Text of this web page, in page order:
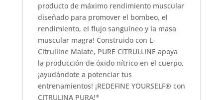
producto de máximo rendimiento muscular
diseñado para promover el bombeo, el
rendimiento, el flujo sanguíneo y la masa
muscular magra! Construido con L-
Citrulline Malate, PURE CITRULLINE apoya
la producción de óxido nítrico en el cuerpo,
¡ayudándote a potenciar tus
entrenamientos! ¡REDEFINE YOURSELF® con
CITRULINA PURA!*